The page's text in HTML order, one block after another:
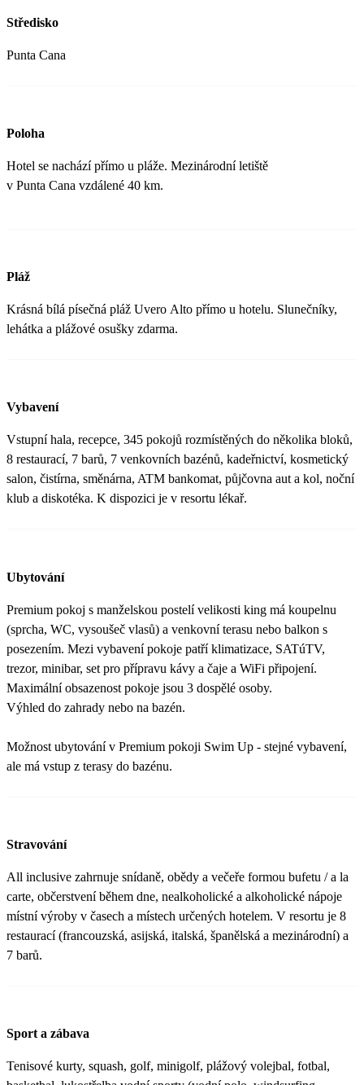
Středisko
Punta Cana
Poloha
Hotel se nachází přímo u pláže. Mezinárodní letiště
v Punta Cana vzdálené 40 km.
Pláž
Krásná bílá písečná pláž Uvero Alto přímo u hotelu. Slunečníky,
lehátka a plážové osušky zdarma.
Vybavení
Vstupní hala, recepce, 345 pokojů rozmístěných do několika bloků,
8 restaurací, 7 barů, 7 venkovních bazénů, kadeřnictví, kosmetický
salon, čistírna, směnárna, ATM bankomat, půjčovna aut a kol, noční
klub a diskotéka. K dispozici je v resortu lékař.
Ubytování
Premium pokoj s manželskou postelí velikosti king má koupelnu
(sprcha, WC, vysoušeč vlasů) a venkovní terasu nebo balkon s
posezením. Mezi vybavení pokoje patří klimatizace, SATúTV,
trezor, minibar, set pro přípravu kávy a čaje a WiFi připojení.
Maximální obsazenost pokoje jsou 3 dospělé osoby.
Výhled do zahrady nebo na bazén.
Možnost ubytování v Premium pokoji Swim Up - stejné vybavení,
ale má vstup z terasy do bazénu.
Stravování
All inclusive zahrnuje snídaně, obědy a večeře formou bufetu / a la
carte, občerstvení během dne, nealkoholické a alkoholické nápoje
místní výroby v časech a místech určených hotelem. V resortu je 8
restaurací (francouzská, asijská, italská, španělská a mezinárodní) a
7 barů.
Sport a zábava
Tenisové kurty, squash, golf, minigolf, plážový volejbal, fotbal,